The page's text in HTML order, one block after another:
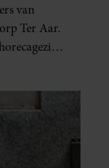
van
Ter Aar.